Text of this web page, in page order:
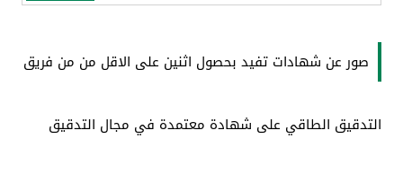
صور عن شهادات تفيد بحصول اثنين على الاقل من من فريق
التدقيق الطاقي على شهادة معتمدة في مجال التدقيق